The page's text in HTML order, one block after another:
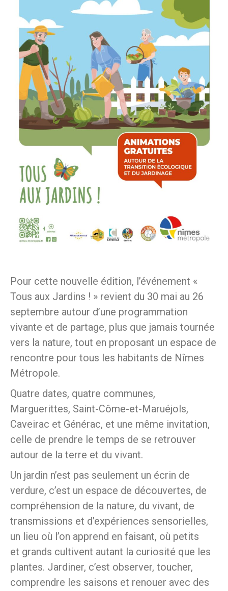
Pour cette nouvelle édition, l’événement «
Tous aux Jardins ! » revient du 30 mai au 26
septembre autour d’une programmation
vivante et de partage, plus que jamais tournée
vers la nature, tout en proposant un espace de
rencontre pour tous les habitants de Nîmes
Métropole.
Quatre dates, quatre communes,
Marguerittes, Saint-Côme-et-Maruéjols,
Caveirac et Générac, et une même invitation,
celle de prendre le temps de se retrouver
autour de la terre et du vivant.
Un jardin n’est pas seulement un écrin de
verdure, c’est un espace de découvertes, de
compréhension de la nature, du vivant, de
transmissions et d’expériences sensorielles,
un lieu où l’on apprend en faisant, où petits
et grands cultivent autant la curiosité que les
plantes. Jardiner, c’est observer, toucher,
comprendre les saisons et renouer avec des